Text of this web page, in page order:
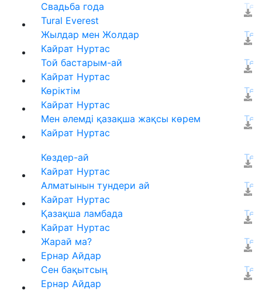
Свадьба года
Tural Everest
Жылдар мен Жолдар
Кайрат Нуртас
Той бастарым-ай
Кайрат Нуртас
Көріктім
Кайрат Нуртас
Мен әлемді қазақша жақсы көрем
Кайрат Нуртас
Көздер-ай
Кайрат Нуртас
Алматынын тундери ай
Кайрат Нуртас
Қазақша ламбада
Кайрат Нуртас
Жарай ма?
Ернар Айдар
Сен бақытсың
Ернар Айдар